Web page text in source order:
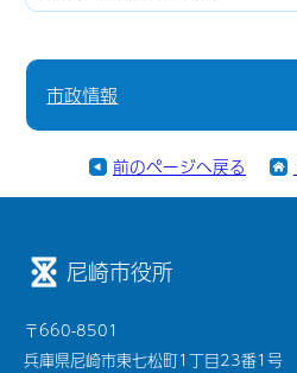
市政情報
前のページへ戻る
尼崎市役所
〒660-8501
兵庫県尼崎市東七松町1丁目23番1号